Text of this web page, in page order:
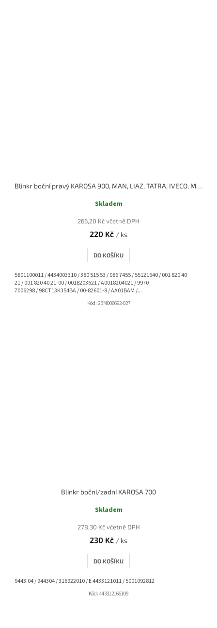
Blinkr boční pravý KAROSA 900, MAN, LIAZ, TATRA, IVECO, MERCEDES, VOLVO
Skladem
266,20 Kč včetně DPH
220 Kč / ks
DO KOŠÍKU
5801100011 / 4434003310 / 380 515 53 / 086 7455 / 55121640 / 001 820 40
21 / 001 820 40 21-00 / 0018203621 / A0018204021 / 9970-
7006298 / 98CT13K354BA / 00-82601-8 / AA01BAM /...
Kód: 2BM006692-027
Blinkr boční/zadní KAROSA 700
Skladem
278,30 Kč včetně DPH
230 Kč / ks
DO KOŠÍKU
9443.04 / 944304 / 316922010 / E 4433121011 / 5001092812
Kód: 443312166109